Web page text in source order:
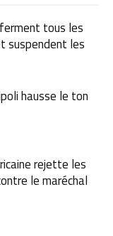
tous les
suspendent les
hausse le ton
rejette les
le maréchal